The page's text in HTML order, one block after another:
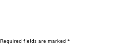
Required fields are marked*